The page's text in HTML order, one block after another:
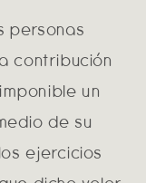
personas
contribución
un
de su
ejercicios